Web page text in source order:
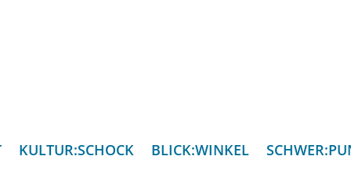
KULTUR:SCHOCK BLICK:WINKEL